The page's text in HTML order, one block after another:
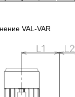
VAL-VAR